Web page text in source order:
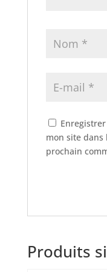
mon site
prochain
Produits